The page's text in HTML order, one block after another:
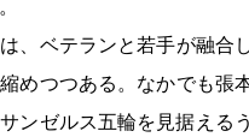
、ベテランと若手が融合
めつつある。なかでも張
ンゼルス五輪を見据える